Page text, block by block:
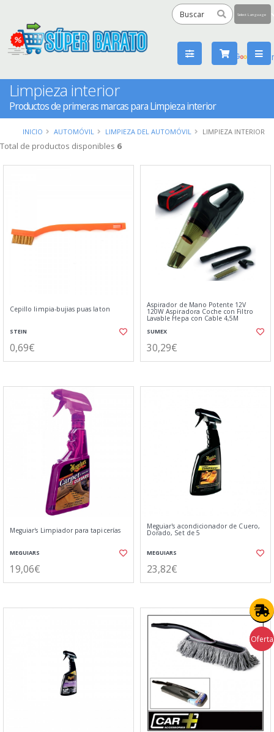
by
Limpieza interior
Productos de primeras marcas para Limpieza interior
INICIO AUTOMÓVIL LIMPIEZA DEL AUTOMÓVIL LIMPIEZA INTERIOR
Total de productos disponibles 6
Cepillo limpia-bujias puas laton
STEIN
0,69€
Aspirador de Mano Potente 12V
120W Aspiradora Coche con Filtro
Lavable Hepa con Cable 4,5M
SUMEX
30,29€
Meguiar's Limpiador para tapicerías
MEGUIARS
19,06€
Meguiar's acondicionador de Cuero,
Dorado, Set de 5
MEGUIARS
23,82€
Oferta